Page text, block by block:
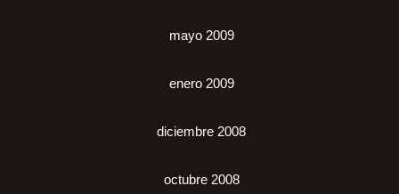
mayo 2009
enero 2009
diciembre 2008
octubre 2008